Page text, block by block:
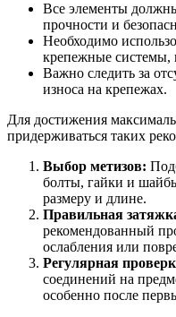
Все элементы
прочности и
Необходимо
крепежные системы,
Важно следить за
износа на крепежах.
Для достижения
придерживаться таких
Выбор метизов:
болты, гайки и
размеру и длине.
Правильная
рекомендованный
ослабления или
Регулярная
соединений на
особенно после